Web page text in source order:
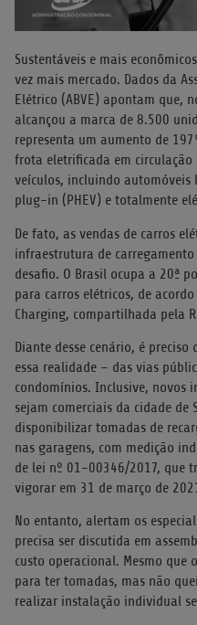
Sustentáveis e mais
vez mais mercado. Dados da
Elétrico (ABVE) apontam que,
alcançou a marca de 8.500
representa um aumento de
frota eletrificada em circulação
veículos, incluindo automóveis
plug-in (PHEV) e totalmente
De fato, as vendas de carros
infraestrutura de
desafio. O Brasil ocupa a 20ª
para carros elétricos, de
Charging, compartilhada pela
Diante desse cenário, é
essa realidade – das vias
condomínios. Inclusive, novos
sejam comerciais da cidade de
disponibilizar tomadas de
nas garagens, com medição
de lei nº 01-00346/2017, que
vigorar em 31 de março de
No entanto, alertam os
precisa ser discutida em
custo operacional. Mesmo que
para ter tomadas, mas não
realizar instalação individual